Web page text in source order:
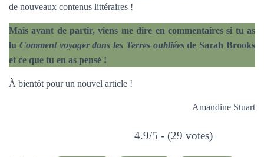
de nouveaux contenus littéraires !
Mais avant de partir, viens me dire en commentaires si tu as
lu Comment voyager dans les Terres oubliéesde Sarah Brooks
et ce que tu en as pensé !
À bientôt pour un nouvel article !
Amandine Stuart
4.9/5 - (29 votes)